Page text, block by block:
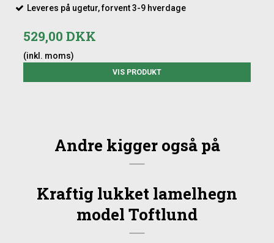
Leveres på ugetur, forvent 3-9 hverdage
529,00 DKK
(inkl. moms)
VIS PRODUKT
Andre kigger også på
Kraftig lukket lamelhegn
model Toftlund